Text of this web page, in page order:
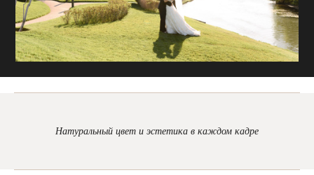
Натуральный цвет и эстетика в каждом кадре